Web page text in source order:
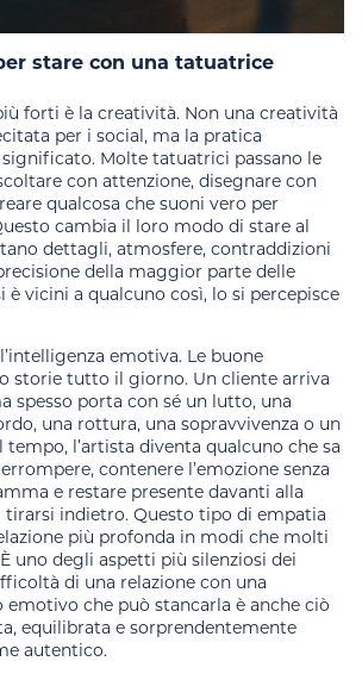
stare con una tatuatrice
forti è la creatività. Non una creatività
per i social, ma la pratica
Molte tatuatrici passano le
con attenzione, disegnare con
qualcosa che suoni vero per
cambia il loro modo di stare al
dettagli, atmosfere, contraddizioni
della maggior parte delle
è vicini a qualcuno così, lo si percepisce
emotiva. Le buone
storie tutto il giorno. Un cliente arriva
spesso porta con sé un lutto, una
una rottura, una sopravvivenza o un
tempo, l’artista diventa qualcuno che sa
contenere l’emozione senza
e restare presente davanti alla
tirarsi indietro. Questo tipo di empatia
più profonda in modi che molti
uno degli aspetti più silenziosi dei
di una relazione con una
che può stancarla è anche ciò
equilibrata e sorprendentemente
autentico.